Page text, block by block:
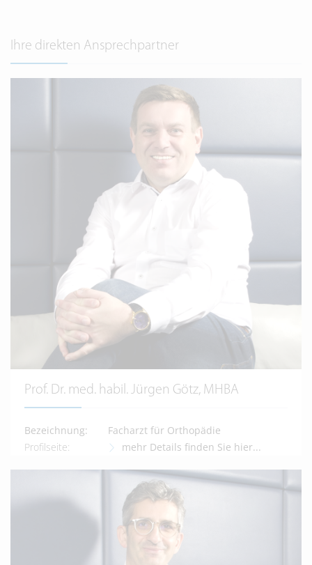
Ihre direkten Ansprechpartner
Prof. Dr. med. habil. Jürgen Götz, MHBA
Bezeichnung:
Facharzt für Orthopädie
Profilseite:
mehr Details finden Sie hier...